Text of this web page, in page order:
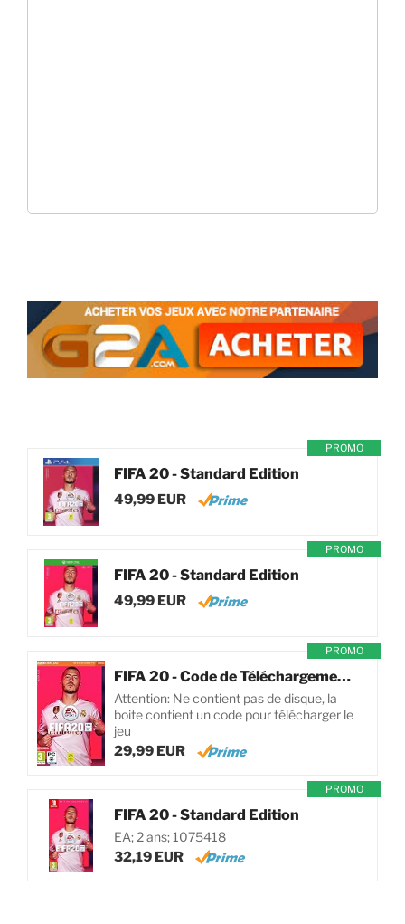
PROMO
FIFA 20 - Standard Edition
49,99 EUR
PROMO
FIFA 20 - Standard Edition
49,99 EUR
PROMO
FIFA 20 - Code de Téléchargement pour PC
Attention: Ne contient pas de disque, la
boite contient un code pour télécharger le
jeu
29,99 EUR
PROMO
FIFA 20 - Standard Edition
EA; 2 ans; 1075418
32,19 EUR